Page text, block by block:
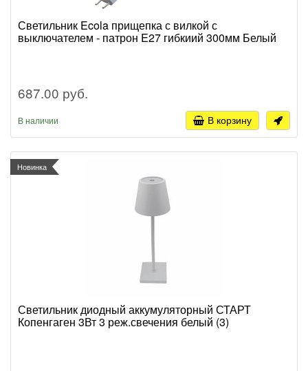
Светильник Ecola прищепка с вилкой с
выключателем - патрон E27 гибкиий 300мм Белый
687.00 руб.
В наличии В корзину
Новинка
Светильник диодный аккумуляторный СТАРТ
Копенгаген 3Вт 3 реж.свечения белый (3)